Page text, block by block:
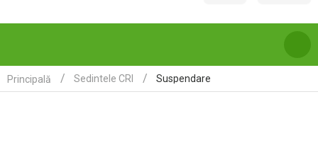
DESPRE NOI
Principală Sedintele CRI Suspendare